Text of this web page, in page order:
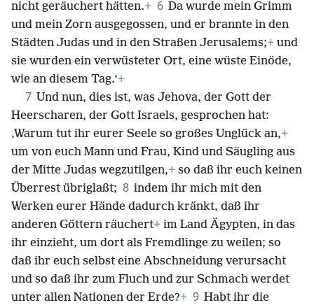
nicht geräuchert hätten.+ 6 Da wurde mein Grimm
und mein Zorn ausgegossen, und er brannte in den
Städten Judas und in den Straßen Jerusalems;+ und
sie wurden ein verwüsteter Ort, eine wüste Einöde,
wie an diesem Tag.‘+
7 Und nun, dies ist, was Jehova, der Gott der
Heerscharen, der Gott Israels, gesprochen hat:
‚Warum tut ihr eurer Seele so großes Unglück an,+
um von euch Mann und Frau, Kind und Säugling aus
der Mitte Judas wegzutilgen,+ so daß ihr euch keinen
Überrest übriglaßt; 8 indem ihr mich mit den
Werken eurer Hände dadurch kränkt, daß ihr
anderen Göttern räuchert+ im Land Ägypten, in das
ihr einzieht, um dort als Fremdlinge zu weilen; so
daß ihr euch selbst eine Abschneidung verursacht
und so daß ihr zum Fluch und zur Schmach werdet
unter allen Nationen der Erde?+ 9 Habt ihr die